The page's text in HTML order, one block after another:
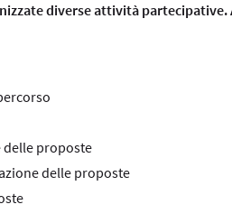
diverse attività partecipative.
proposte
delle proposte